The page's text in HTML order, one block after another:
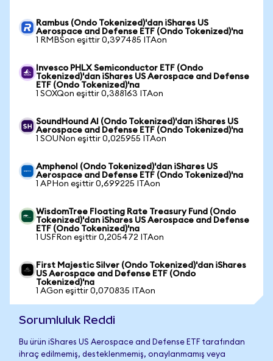
Rambus (Ondo Tokenized)'dan iShares US
Aerospace and Defense ETF (Ondo Tokenized)'na
1 RMBSon eşittir 0,397485 ITAon
Invesco PHLX Semiconductor ETF (Ondo
Tokenized)'dan iShares US Aerospace and Defense
ETF (Ondo Tokenized)'na
1 SOXQon eşittir 0,388163 ITAon
SoundHound AI (Ondo Tokenized)'dan iShares US
Aerospace and Defense ETF (Ondo Tokenized)'na
1 SOUNon eşittir 0,025955 ITAon
Amphenol (Ondo Tokenized)'dan iShares US
Aerospace and Defense ETF (Ondo Tokenized)'na
1 APHon eşittir 0,699225 ITAon
WisdomTree Floating Rate Treasury Fund (Ondo
Tokenized)'dan iShares US Aerospace and Defense
ETF (Ondo Tokenized)'na
1 USFRon eşittir 0,205472 ITAon
First Majestic Silver (Ondo Tokenized)'dan iShares
US Aerospace and Defense ETF (Ondo
Tokenized)'na
1 AGon eşittir 0,070835 ITAon
Sorumluluk Reddi
Bu ürün iShares US Aerospace and Defense ETF tarafından
ihraç edilmemiş, desteklenmemiş, onaylanmamış veya